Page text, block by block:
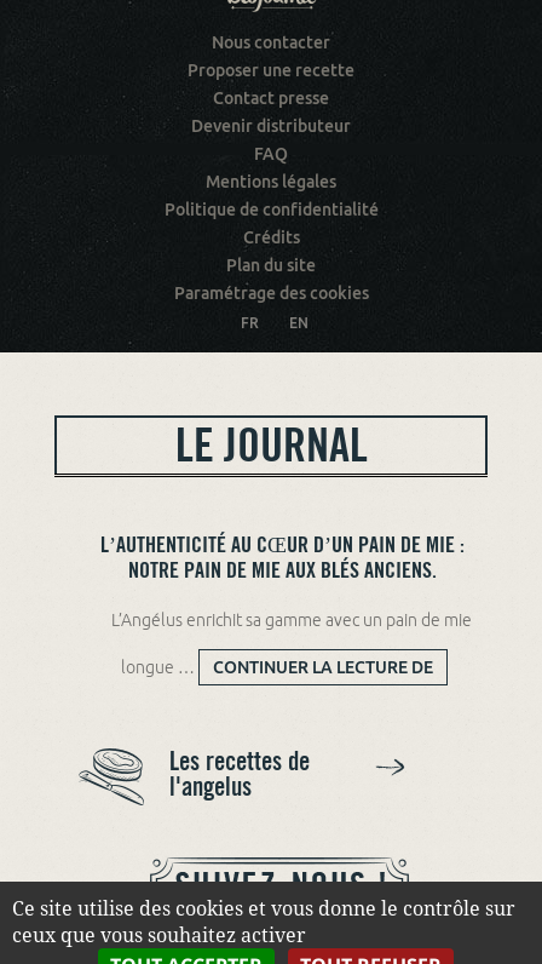
Nous contacter
Proposer une recette
Contact presse
Devenir distributeur
FAQ
Mentions légales
Politique de confidentialité
Crédits
Plan du site
Paramétrage des cookies
FR EN
LE JOURNAL
L’AUTHENTICITÉ AU CŒUR D’UN PAIN DE MIE :
NOTRE PAIN DE MIE AUX BLÉS ANCIENS.
L’Angélus enrichit sa gamme avec un pain de mie
longue … CONTINUER LA LECTURE DE
L’AUTHENTICITÉ AU CŒUR
ANCIENS.
Les recettes de
l'angelus
Ce site utilise des cookies et vous donne le contrôle sur
ceux que vous souhaitez activer